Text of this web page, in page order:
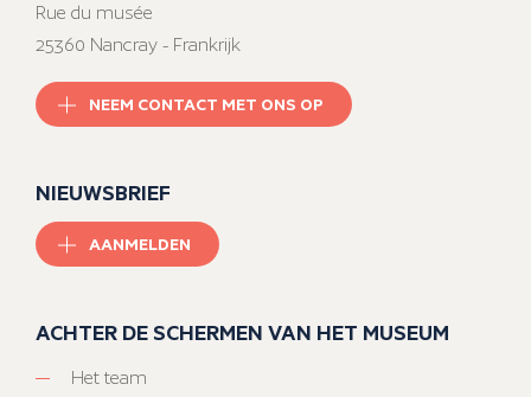
Rue du musée
25360 Nancray - Frankrijk
NEEM CONTACT MET ONS OP
NIEUWSBRIEF
AANMELDEN
ACHTER DE SCHERMEN VAN HET MUSEUM
Het team